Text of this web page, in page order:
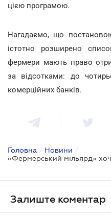
цією програмою.
Нагадаємо, що
істотно розширено
фермери мають право
за відсотками: до
комерційних банків.
Головна / Новини /
Залиште коментар